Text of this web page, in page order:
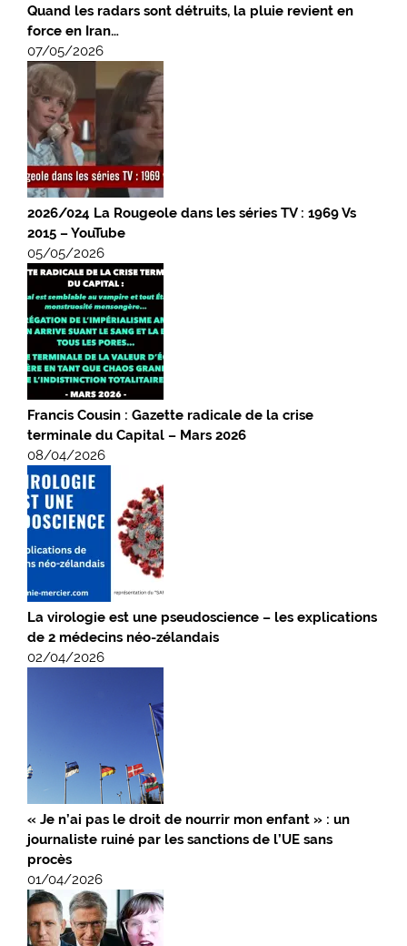
Quand les radars sont détruits, la pluie revient en
force en Iran…
07/05/2026
2026/024 La Rougeole dans les séries TV : 1969 Vs
2015 – YouTube
05/05/2026
Francis Cousin : Gazette radicale de la crise
terminale du Capital – Mars 2026
08/04/2026
La virologie est une pseudoscience – les explications
de 2 médecins néo-zélandais
02/04/2026
« Je n’ai pas le droit de nourrir mon enfant » : un
journaliste ruiné par les sanctions de l’UE sans
procès
01/04/2026